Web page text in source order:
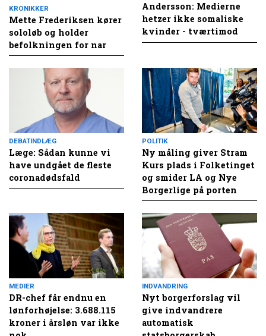
KRONIKKER
Mette Frederiksen kører
sololøb og holder
befolkningen for nar
Andersson: Medierne
hetzer ikke somaliske
kvinder - tværtimod
DEBATINDLÆG
Læge: Sådan kunne vi
have undgået de fleste
coronadødsfald
POLITIK
Ny måling giver Stram
Kurs plads i Folketinget
og smider LA og Nye
Borgerlige på porten
MEDIER
DR-chef får endnu en
lønforhøjelse: 3.688.115
kroner i årsløn var ikke
INDVANDRING
Nyt borgerforslag vil
give indvandrere
automatisk